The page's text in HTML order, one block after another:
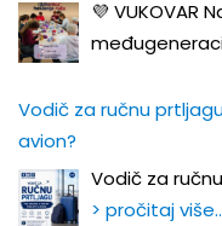
💜 VUKOVAR
Vodič za ručnu
avion?
Vodič za
> pročitaj